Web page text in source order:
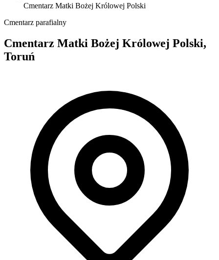
Cmentarz Matki Bożej Królowej Polski
Cmentarz parafialny
Cmentarz Matki Bożej Królowej Polski,
Toruń